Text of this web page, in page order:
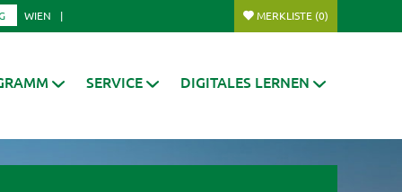
WIEN MERKLISTE (0)
SERVICE DIGITALES LERNEN